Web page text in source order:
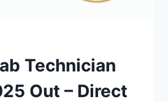
Technician
Out – Direct